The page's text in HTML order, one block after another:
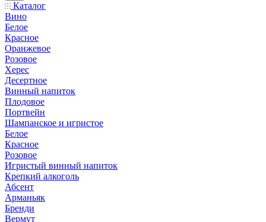
Каталог
Вино
Белое
Красное
Оранжевое
Розовое
Херес
Десертное
Винный напиток
Плодовое
Портвейн
Шампанское и игристое
Белое
Красное
Розовое
Игристый винный напиток
Крепкий алкоголь
Абсент
Арманьяк
Бренди
Вермут